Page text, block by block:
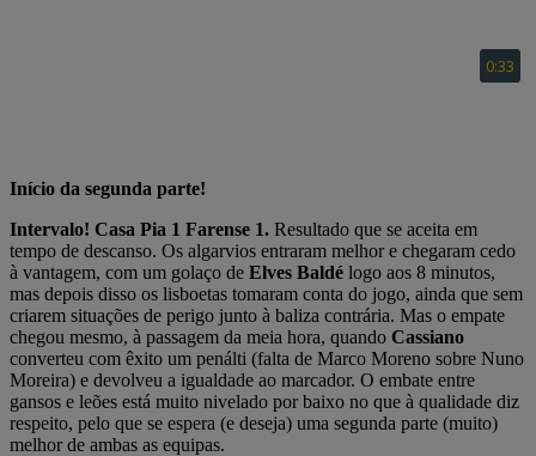
Início da segunda parte!
Intervalo! Casa Pia 1 Farense 1. Resultado que se aceita em
tempo de descanso. Os algarvios entraram melhor e chegaram cedo
à vantagem, com um golaço de Elves Baldé logo aos 8 minutos,
mas depois disso os lisboetas tomaram conta do jogo, ainda que sem
criarem situações de perigo junto à baliza contrária. Mas o empate
chegou mesmo, à passagem da meia hora, quando Cassiano
converteu com êxito um penálti (falta de Marco Moreno sobre Nuno
Moreira) e devolveu a igualdade ao marcador. O embate entre
gansos e leões está muito nivelado por baixo no que à qualidade diz
respeito, pelo que se espera (e deseja) uma segunda parte (muito)
melhor de ambas as equipas.